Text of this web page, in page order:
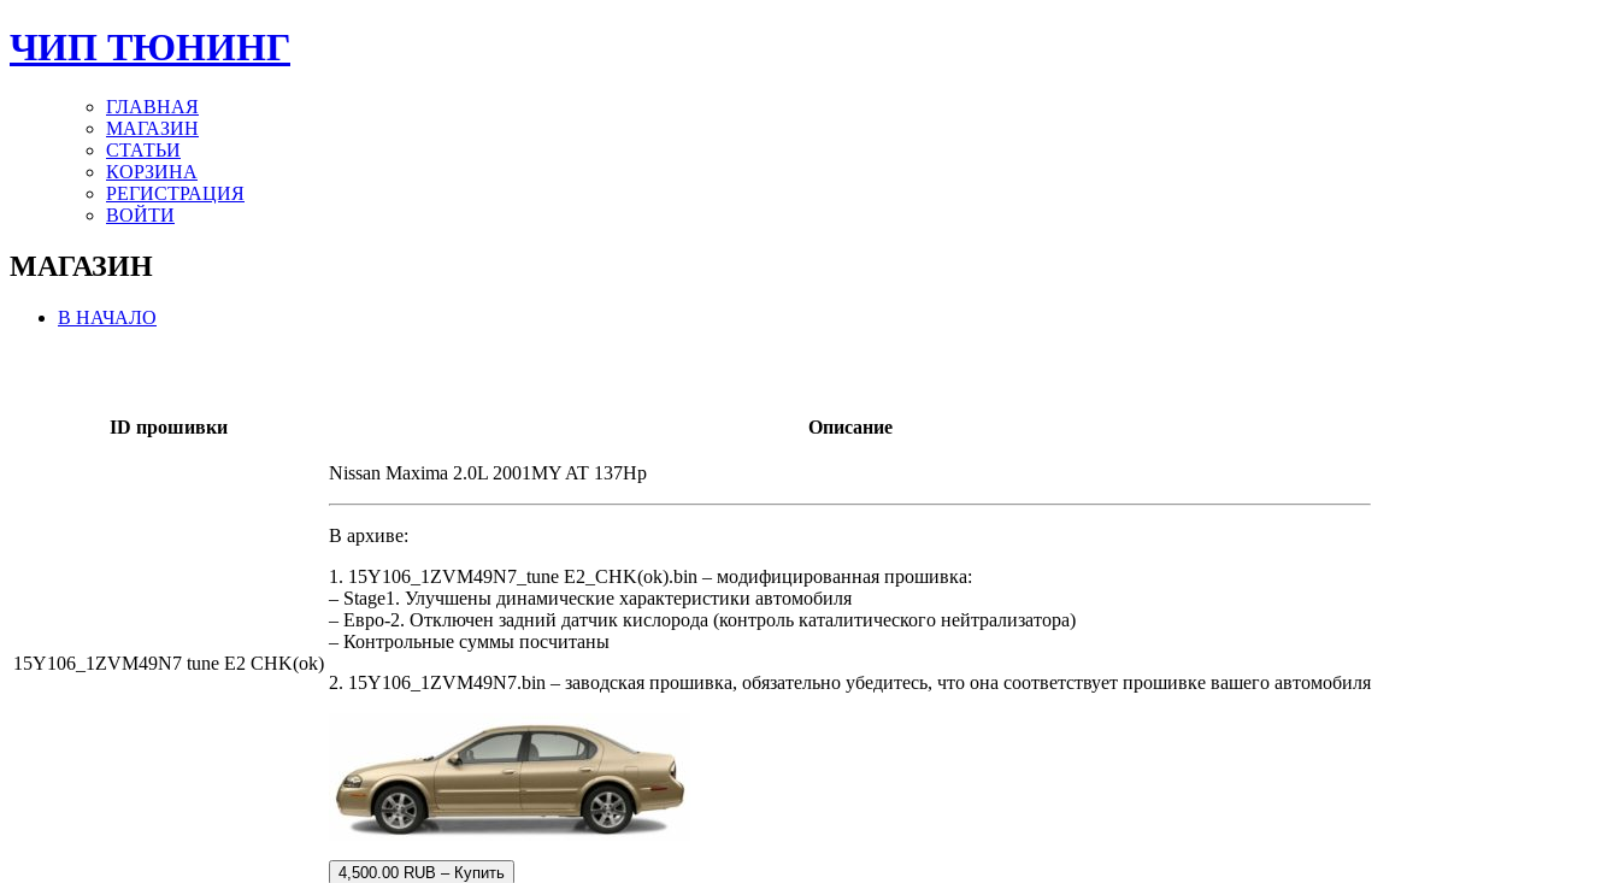
ЧИП ТЮНИНГ
ГЛАВНАЯ
МАГАЗИН
СТАТЬИ
КОРЗИНА
РЕГИСТРАЦИЯ
ВОЙТИ
МАГАЗИН
В НАЧАЛО
ID прошивки Описание
15Y106_1ZVM49N7 tune E2 CHK(ok)
Nissan Maxima 2.0L 2001MY AT 137Hp
В архиве:
1. 15Y106_1ZVM49N7_tune E2_CHK(ok).bin – модифицированная прошивка:
– Stage1. Улучшены динамические характеристики автомобиля
– Евро-2. Отключен задний датчик кислорода (контроль каталитического нейтрализатора)
– Контрольные суммы посчитаны
2. 15Y106_1ZVM49N7.bin – заводская прошивка, обязательно убедитесь, что она соответствует прошивке вашего автомобиля
4,500.00 RUB – Купить